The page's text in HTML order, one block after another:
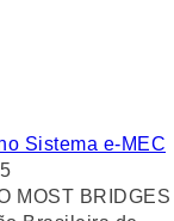
Sistema e-MEC